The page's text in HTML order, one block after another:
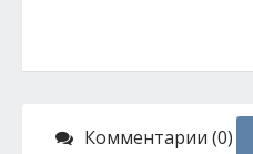
Комментарии (0)